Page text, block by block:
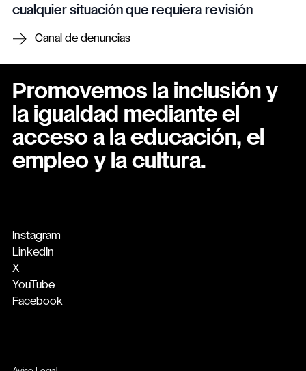
cualquier situación que requiera revisión
Canal de denuncias
Promovemos la inclusión y
la igualdad mediante el
acceso a la educación, el
empleo y la cultura.
Instagram
LinkedIn
X
YouTube
Facebook